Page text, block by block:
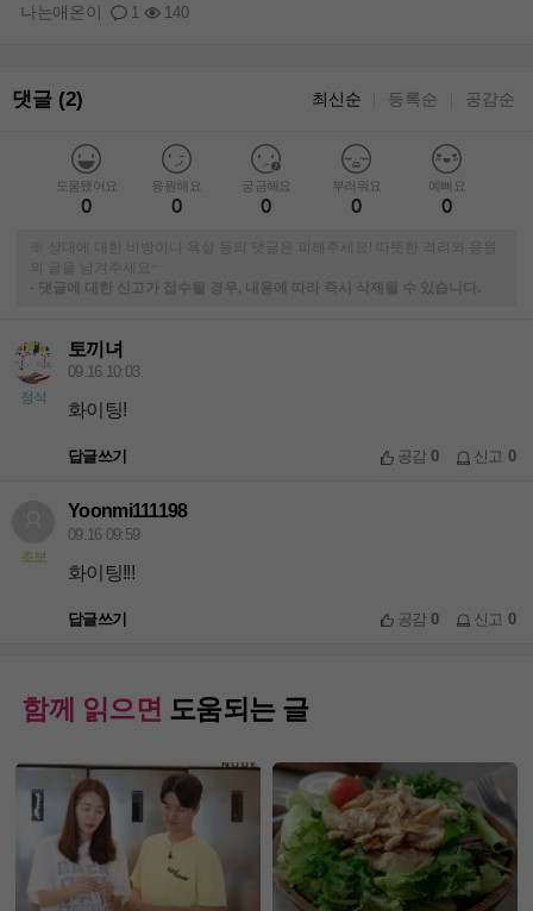
1 140
나는애온이
댓글 (2) 최신순 등록순 공감순
도움됐어요
0
응원해요
0
궁금해요
0
부러워요
0
예뻐요
0
※ 상대에 대한 비방이나 욕설 등의 댓글은 피해주세요! 따뜻한 격려와 응원
의 글을 남겨주세요~
-
댓글에 대한 신고가 접수될 경우, 내용에 따라 즉시 삭제될 수 있습니다.
정석
토끼녀
09.16 10:03
화이팅!
답글쓰기 공감0 신고 0
초보
Yoonmi111198
09.16 09:59
화이팅!!!
답글쓰기 공감0 신고 0
함께 읽으면 도움되는 글